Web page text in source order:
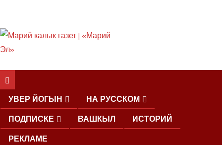
УВЕР ЙОГЫН
НА РУССКОМ
ПОДПИСКЕ
ВАШКЫЛ
ИСТОРИЙ
РЕКЛАМЕ